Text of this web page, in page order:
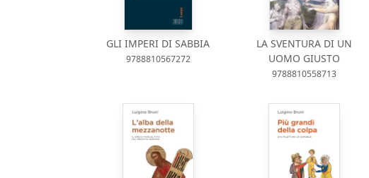
GLI IMPERI DI SABBIA
9788810567272
LA SVENTURA DI UN
UOMO GIUSTO
9788810558713